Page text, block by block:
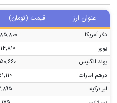
عنوان ارز قیمت (تومان)
دلار آمریکا ۱۸۵,۸۰۰
یورو
۲۱۴,۸۱۰
پوند انگلیس
۲۵۰,۶۶۰
درهم امارات
۵۱,۱۱۰
لیر ترکیه
۳,۸۹۵